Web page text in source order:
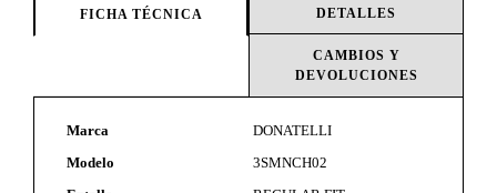
FICHA TÉCNICA DETALLES
CAMBIOS Y
DEVOLUCIONES
Marca
DONATELLI
Modelo
3SMNCH02